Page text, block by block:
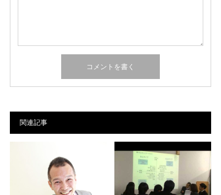
関連記事